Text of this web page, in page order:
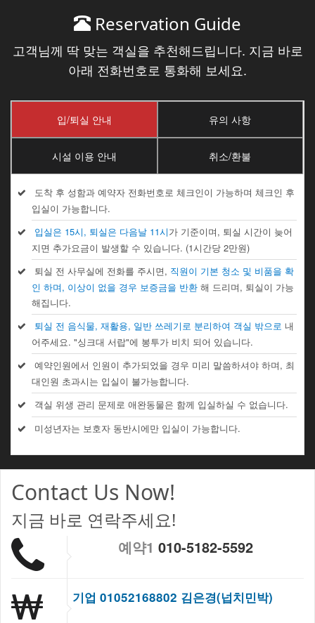
Reservation Guide
고객님께 딱 맞는 객실을 추천해드립니다. 지금 바로
아래 전화번호로 통화해 보세요.
입/퇴실 안내 유의 사항
시설 이용 안내 취소/환불
도착 후 성함과 예약자 전화번호로 체크인이 가능하며 체크인 후
입실이 가능합니다.
입실은 15시, 퇴실은 다음날 11시가 기준이며, 퇴실 시간이 늦어
지면 추가요금이 발생할 수 있습니다. (1시간당 2만원)
퇴실 전 사무실에 전화를 주시면, 직원이 기본 청소 및 비품을 확
인 하며, 이상이 없을 경우 보증금을 반환해 드리며, 퇴실이 가능
해집니다.
퇴실 전 음식물, 재활용, 일반 쓰레기로 분리하여 객실 밖으로 내
어주세요. "싱크대 서랍"에 봉투가 비치 되어 있습니다.
예약인원에서 인원이 추가되었을 경우 미리 말씀하셔야 하며, 최
대인원 초과시는 입실이 불가능합니다.
객실 위생 관리 문제로 애완동물은 함께 입실하실 수 없습니다.
미성년자는 보호자 동반시에만 입실이 가능합니다.
Contact Us Now!
지금 바로 연락주세요!
예약1 010-5182-5592
기업 01052168802 김은경(넙치민박)